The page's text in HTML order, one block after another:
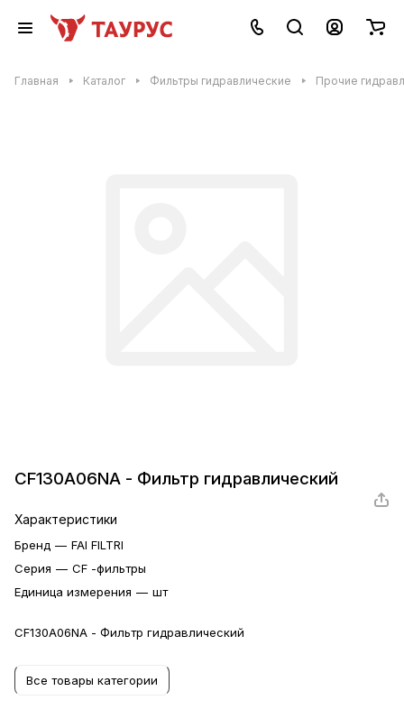
Главная Каталог Фильтры гидравлические Прочие
CF130A06NA - Фильтр гидравлический
Характеристики
Бренд — FAI FILTRI
Серия — CF -фильтры
Единица измерения — шт
CF130A06NA - Фильтр гидравлический
Все товары категории